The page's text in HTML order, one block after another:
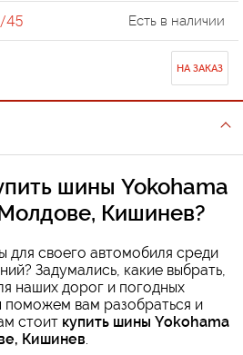
45 Есть в наличии
НА ЗАКАЗ
шины Yokohama
Кишинев?
своего автомобиля среди
Задумались, какие выбрать,
наших дорог и погодных
вам разобраться и
стоит купить шины Yokohama
Кишинев.